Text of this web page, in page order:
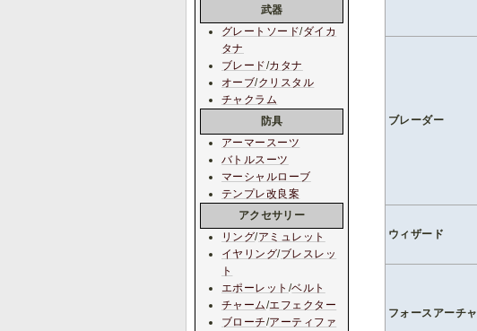
ブレーダー
ウィザード
フォースアーチ
武器
グレートソード/ダイカ
タナ
ブレード/カタナ
オーブ/クリスタル
チャクラム
防具
アーマースーツ
バトルスーツ
マーシャルローブ
テンプレ改良案
アクセサリー
リング/アミュレット
イヤリング/ブレスレッ
ト
エポーレット /ベルト
チャーム/エフェクター
ブローチ/アーティファ